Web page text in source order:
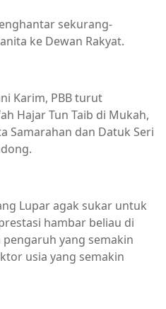
sekurang-
ke Dewan Rakyat.
Karim, PBB turut
Hajar Tun Taib di Mukah,
Samarahan dan Datuk Seri
Lupar agak sukar untuk
hambar beliau di
yang semakin
usia yang semakin